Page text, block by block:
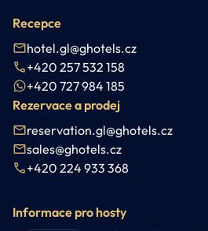
Recepce
hotel.gl@ghotels.cz
+420 257 532 158
+420 727 984 185
Rezervace a prodej
reservation.gl@ghotels.cz
sales@ghotels.cz
+420 224 933 368
Informace pro hosty